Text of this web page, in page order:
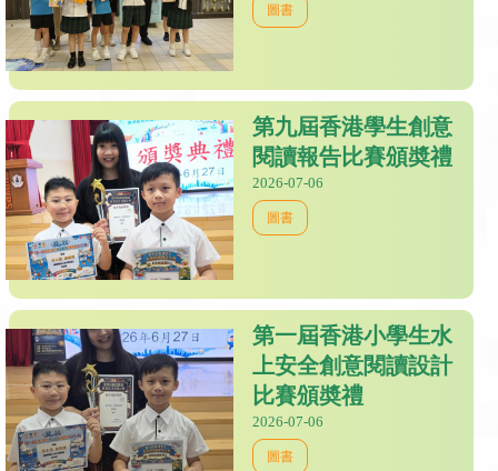
圖書
第九屆香港學生創意
閱讀報告比賽頒奬禮
2026-07-06
圖書
第一屆香港小學生水
上安全創意閱讀設計
比賽頒奬禮
2026-07-06
圖書